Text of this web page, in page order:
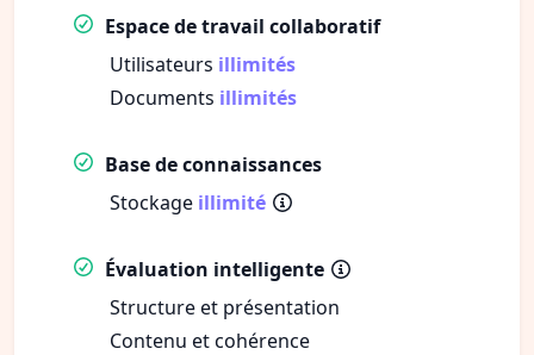
Espace de travail collaboratif
Utilisateurs illimités
Documents illimités
Base de connaissances
Stockage illimité
Évaluation intelligente
Structure et présentation
Contenu et cohérence